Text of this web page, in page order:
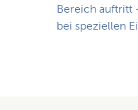
Bereich auftritt
bei speziellen